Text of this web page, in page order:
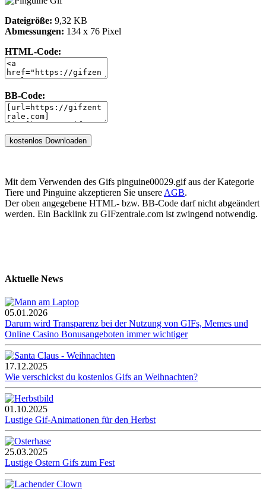
Dateigröße: 9,32 KB
Abmessungen: 134 x 76 Pixel
HTML-Code:
BB-Code:
Mit dem Verwenden des Gifs pinguine00029.gif aus der Kategorie
Tiere und Pinguine akzeptieren Sie unsere AGB.
Der oben angegebene HTML- bzw. BB-Code darf nicht abgeändert
werden. Ein Backlink zu GIFzentrale.com ist zwingend notwendig.
Aktuelle News
05.01.2026
Darum wird Transparenz bei der Nutzung von GIFs, Memes und
Online Casino Bonusangeboten immer wichtiger
17.12.2025
Wie verschickst du kostenlos Gifs an Weihnachten?
01.10.2025
Lustige Gif-Animationen für den Herbst
25.03.2025
Lustige Ostern Gifs zum Fest